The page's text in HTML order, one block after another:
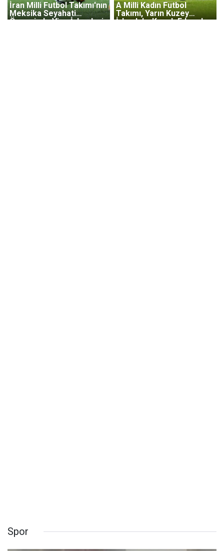
İran Milli Futbol Takımı'nın
Meksika Seyahati
Öncesinde Vize İşlemleri
A Milli Kadın Futbol
Takımı, Yarın Kuzey
İrlanda'yı Konuk Edecek
Spor